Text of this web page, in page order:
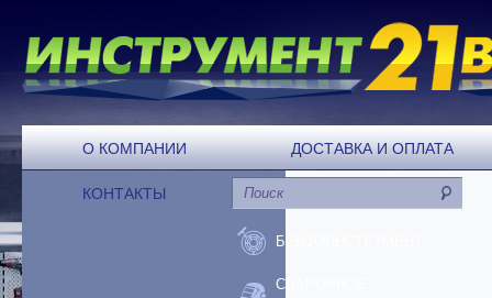
О КОМПАНИИ ДОСТАВКА И ОПЛАТА
КОНТАКТЫ
БЕНЗОИНСТРУМЕНТ
СВАРОЧНОЕ